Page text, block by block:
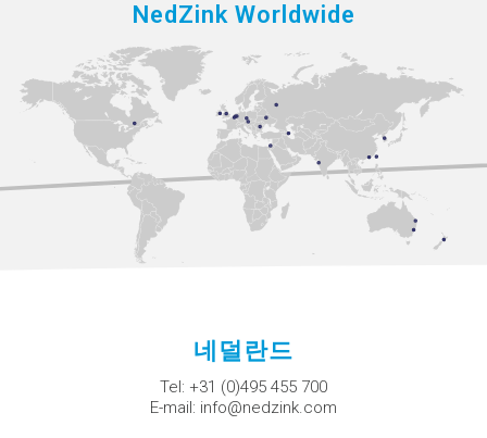
NedZink Worldwide
네덜란드
Tel: +31 (0)495 455 700
E-mail: info@nedzink.com